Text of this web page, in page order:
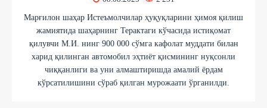
Марғилон шаҳар Истеъмолчилар ҳуқуқларини ҳимоя қилиш
жамиятида шаҳарнинг Терактаги кўчасида истиқомат
қилувчи М.И. нинг 900 000 сўмга кафолат муддати билан
харид қилинган автомобил эҳтиёт қисмининг нуқсонли
чиққанлиги ва уни алмаштиришда амалий ёрдам
кўрсатилишини сўраб қилган мурожаати ўрганилди.